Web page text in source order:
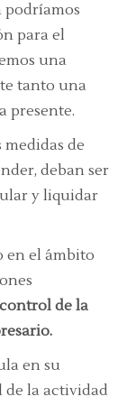
podríamos
para el
una
tanto una
presente.
de
deban ser
y liquidar
en el ámbito
control de la
.
en su
la actividad